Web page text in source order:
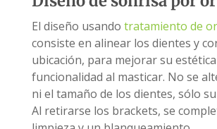
El diseño usando tratamiento de
consiste en alinear los dientes y
ubicación, para mejorar su
funcionalidad al masticar. No se
ni el tamaño de los dientes, sólo
Al retirarse los brackets, se